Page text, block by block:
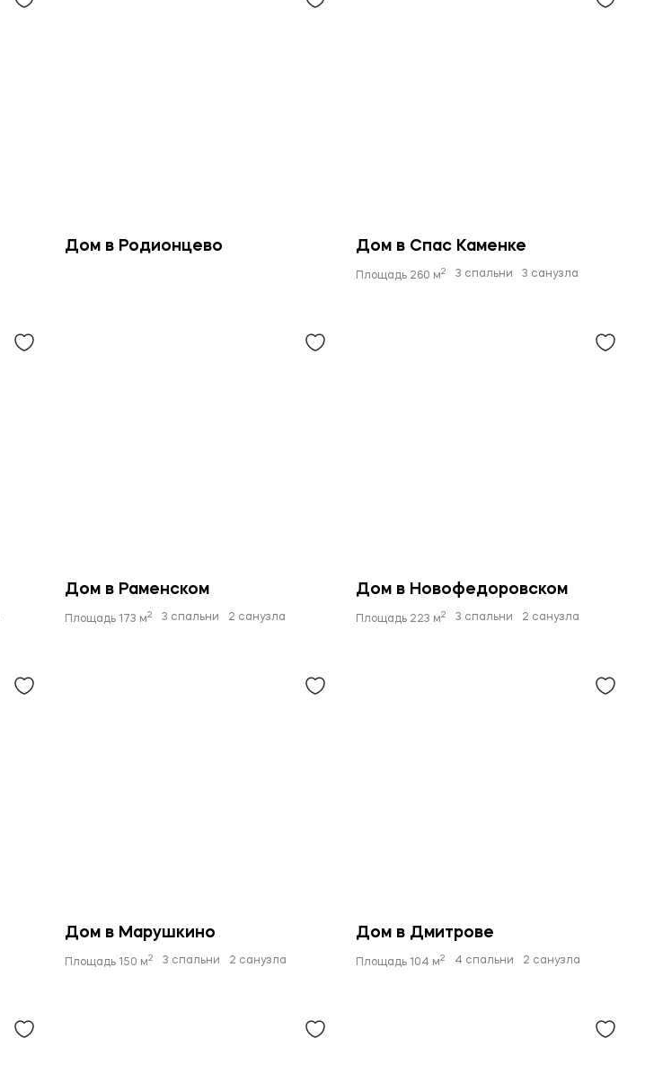
Дом в Родионцево Дом в Спас Каменке
Площадь 260 м2 3 спальни 3 санузла
Дом в Раменском
Площадь 173 м2 3 спальни 2 санузла
Дом в Новофедоровском
Площадь 223 м2 3 спальни 2 санузла
Дом в Марушкино
Площадь 150 м2 3 спальни 2 санузла
Дом в Дмитрове
Площадь 104 м2 4 спальни 2 санузла